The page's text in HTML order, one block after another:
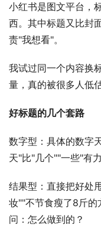
小红书是图文平台，
西。其中标题又比封
责"我想看"。
我试过同一个内容换
量，真的被很多人低估
好标题的几个套路
数字型：具体的数字
天"比"几个""一些"有力
结果型：直接把好处
妆""不节食瘦了8斤的
问：怎么做到的？